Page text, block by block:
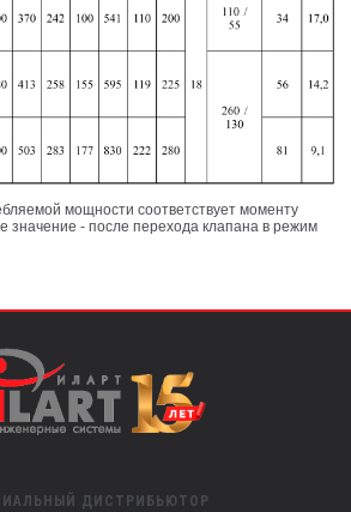
мощности соответствует моменту
значение - после перехода клапана в режим
ДИСТРИБЬЮТОР